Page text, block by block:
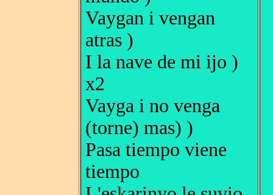
Vaygan i vengan
atras )
I la nave de mi ijo )
x2
Vayga i no venga
(torne) mas) )
Pasa tiempo viene
tiempo